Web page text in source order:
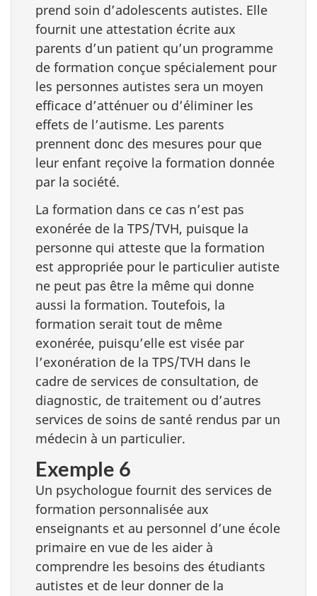
prend soin d’adolescents autistes. Elle
fournit une attestation écrite aux
parents d’un patient qu’un programme
de formation conçue spécialement pour
les personnes autistes sera un moyen
efficace d’atténuer ou d’éliminer les
effets de l’autisme. Les parents
prennent donc des mesures pour que
leur enfant reçoive la formation donnée
par la société.
La formation dans ce cas n’est pas
exonérée de la TPS/TVH, puisque la
personne qui atteste que la formation
est appropriée pour le particulier autiste
ne peut pas être la même qui donne
aussi la formation. Toutefois, la
formation serait tout de même
exonérée, puisqu’elle est visée par
l’exonération de la TPS/TVH dans le
cadre de services de consultation, de
diagnostic, de traitement ou d’autres
services de soins de santé rendus par un
médecin à un particulier.
Exemple 6
Un psychologue fournit des services de
formation personnalisée aux
enseignants et au personnel d’une école
primaire en vue de les aider à
comprendre les besoins des étudiants
autistes et de leur donner de la